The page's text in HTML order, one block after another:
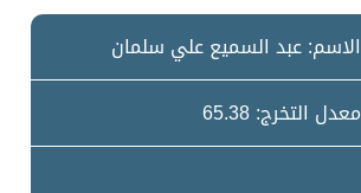
الاسم: عبد السميع علي سلمان
معدل التخرج: 65.38